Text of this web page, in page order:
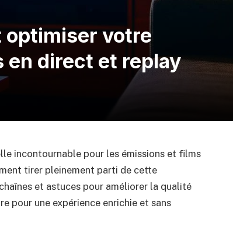
optimiser votre
en direct et replay
incontournable pour les émissions et films
tirer pleinement parti de cette
et astuces pour améliorer la qualité
pour une expérience enrichie et sans